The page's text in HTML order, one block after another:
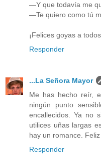
—Y que todavía me
—Te quiero como tú
¡Felices goyas a
Responder
...La Señora Mayor
Me has hecho reír,
ningún punto
encallecidos. Ya no
utilices uñas largas
hay un romance.
Responder